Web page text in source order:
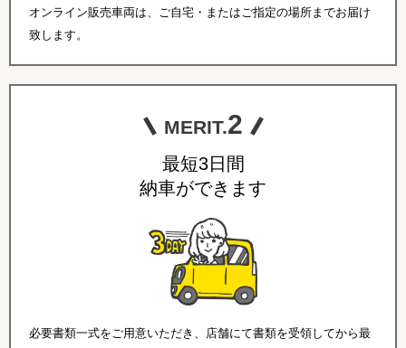
オンライン販売車両は、ご自宅・またはご指定の場所までお届け
致します。
MERIT.2
最短3日間
納車ができます
必要書類一式をご用意いただき、店舗にて書類を受領してから最